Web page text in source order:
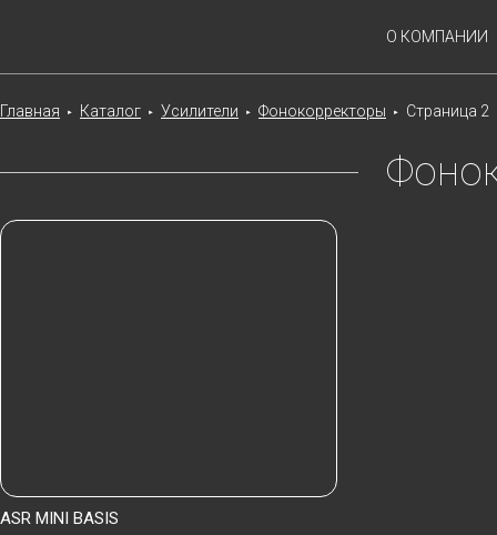
О КОМПАНИИ
Главная ► Каталог ► Усилители ► Фонокорректоры ► Страница 2
ASR MINI BASIS